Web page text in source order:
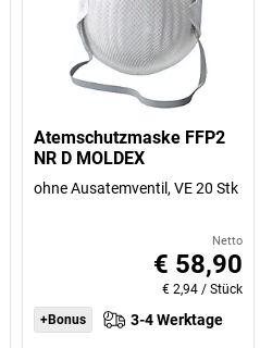
Atemschutzmaske FFP2
NR D MOLDEX
ohne Ausatemventil, VE 20 Stk
Netto
€ 58,90
€ 2,94 / Stück
+Bonus
3-4 Werktage